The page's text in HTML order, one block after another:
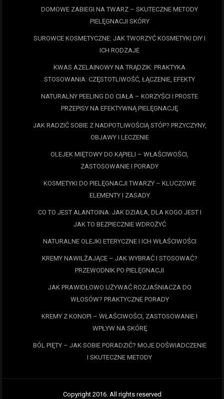
DOMOWE ZABIEGI NA TWARZ – SKUTECZNE METODY
PIELĘGNACJI SKÓRY
SUROWCE KOSMETYCZNE: JAK TWORZYĆ KOSMETYKI DIY I
ICH RODZAJE
KWAS AZELAINOWY NA TRĄDZIK: PRAKTYKA
STOSOWANIA: CZĘSTOTLIWOŚĆ, ŁĄCZENIE, EFEKTY
NATURALNY PEELING DO CIAŁA – KORZYŚCI I PROSTE
PRZEPISY NA EFEKTYWNĄ PIELĘGNACJĘ
JAK RADZIĆ SOBIE Z NADPOTLIWOŚCIĄ STÓP? PRZYCZYNY,
OBJAWY I LECZENIE
OLEJEK MIĘTOWY DO KĄPIELI – WŁAŚCIWOŚCI,
ZASTOSOWANIE I PORADY
KOSMETYKI DO PIELĘGNACJI TWARZY – KLUCZOWE
ELEMENTY I ZASADY
CO TO JEST ALANTOINA: JAK DZIAŁA, DLA KOGO JEST I
JAK TO BEZPIECZNIE WDROŻYĆ
NATURALNE OLEJKI ETERYCZNE I ICH WŁAŚCIWOŚCI
KREMY NAWILŻAJĄCE – JAK WYBRAĆ I STOSOWAĆ?
PRZEWODNIK PO PIELĘGNACJI
JAK PRAWIDŁOWO UŻYWAĆ ROZJAŚNIACZA DO
WŁOSÓW? PRAKTYCZNE PORADY
KREMY Z KONOPI – WŁAŚCIWOŚCI, ZASTOSOWANIE I
WPŁYW NA SKÓRĘ
BÓL PIĘTY – JAK SOBIE PORADZIĆ? MOJE DOŚWIADCZENIE
I SKUTECZNE METODY
Copyright 2016. All rights reserved